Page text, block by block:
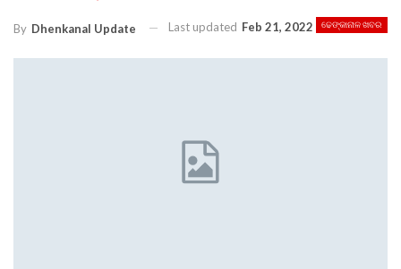
ଢେଙ୍କାନାଳ ଖବର
By Dhenkanal Update Last updated Feb 21, 2022